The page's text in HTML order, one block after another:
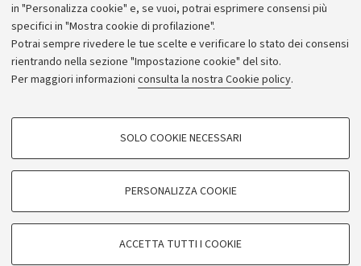
in "Personalizza cookie" e, se vuoi, potrai esprimere consensi più
specifici in "Mostra cookie di profilazione".
Potrai sempre rivedere le tue scelte e verificare lo stato dei consensi
rientrando nella sezione "Impostazione cookie" del sito.
Per maggiori informazioni consulta la nostra Cookie policy.
COOKIE DI PROFILAZIONE - FACOLTATIVI
COOKIE TECNICI - NECESSARI
SOLO COOKIE NECESSARI
PERSONALIZZA COOKIE
ACCETTA TUTTI I COOKIE
Comunicati stampa
Redazione
Rassegna stampa
© Copyright 2026 - ALMA MATER STUDIORUM - Università di
Bologna - Via Zamboni, 33 - 40126 Bologna - PI: 01131710376 -
CF: 80007010376